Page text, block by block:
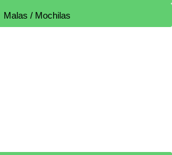
Malas / Mochilas